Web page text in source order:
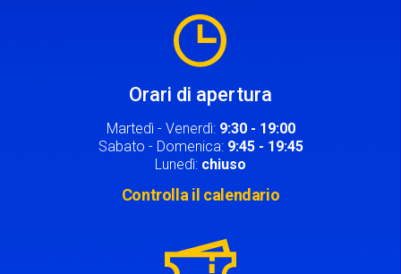
Orari di apertura
Martedì - Venerdì: 9:30 - 19:00
Sabato - Domenica: 9:45 - 19:45
Lunedì: chiuso
Controlla il calendario